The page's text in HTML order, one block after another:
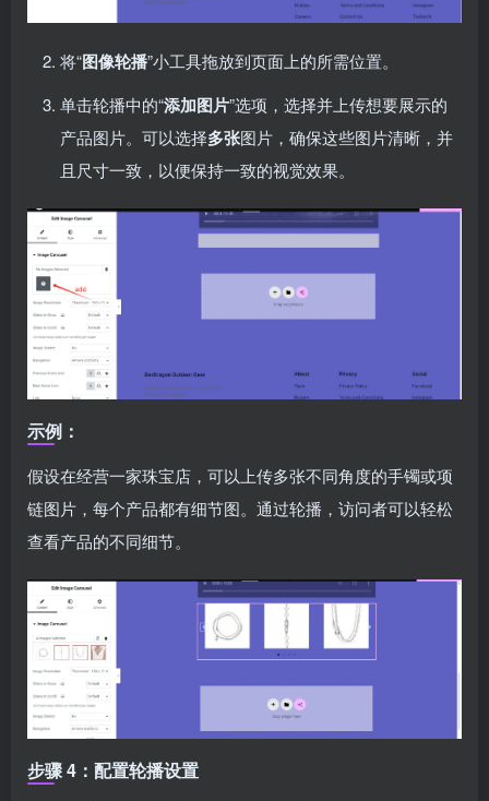
将“图像轮播”小工具拖放到页面上的所需位置。
单击轮播中的“添加图片”选项，选择并上传想要展示的
产品图片。可以选择多张图片，确保这些图片清晰，并
且尺寸一致，以便保持一致的视觉效果。
示例：
假设在经营一家珠宝店，可以上传多张不同角度的手镯或项
链图片，每个产品都有细节图。通过轮播，访问者可以轻松
查看产品的不同细节。
步骤 4：配置轮播设置